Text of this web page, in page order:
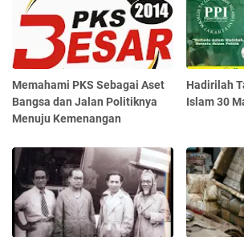
Memahami PKS Sebagai Aset
Bangsa dan Jalan Politiknya
Menuju Kemenangan
Hadirilah
Islam 30